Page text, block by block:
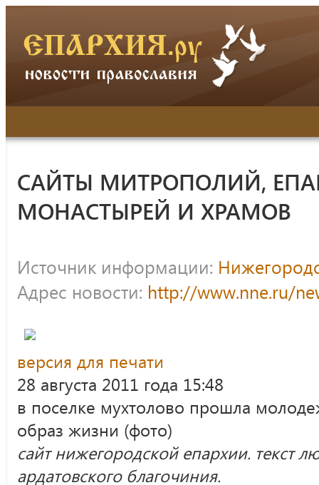
САЙТЫ МИТРОПОЛИЙ,
МОНАСТЫРЕЙ И ХРАМОВ
Источник информации:
Адрес новости: http://www.nne.ru/
версия для печати
28 августа 2011 года 15:48
в поселке мухтолово прошла
образ жизни (фото)
сайт нижегородской епархии. текст
ардатовского благочиния.